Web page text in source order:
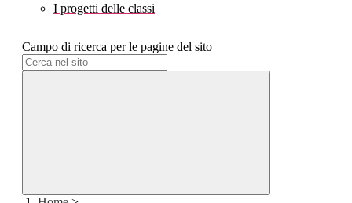
I progetti delle classi
Campo di ricerca per le pagine del sito